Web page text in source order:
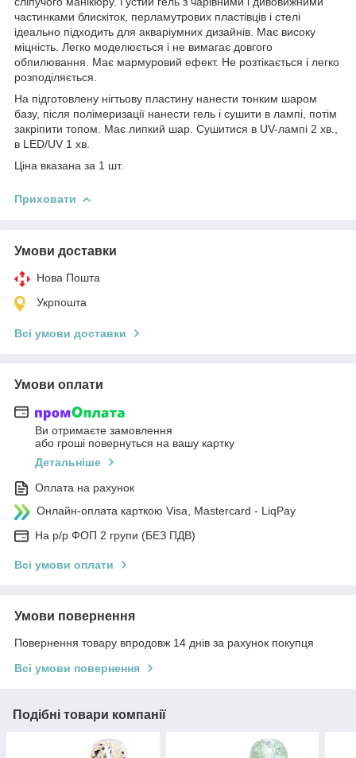
частинками блискіток, перламутрових пластівців і стелі
ідеально підходить для акваріумних дизайнів. Має високу
міцність. Легко моделюється і не вимагає довгого
обпилювання. Має мармуровий ефект. Не розтікається і легко
розподіляється.
На підготовлену нігтьову пластину нанести тонким шаром
базу, після полімеризації нанести гель і сушити в лампі, потім
закріпити топом. Має липкий шар. Сушитися в UV-лампі 2 хв.,
в LED/UV 1 хв.
Ціна вказана за 1 шт.
Приховати
Умови доставки
Нова Пошта
Укрпошта
Всі умови доставки
Умови оплати
Ви отримаєте замовлення
або гроші повернуться на вашу картку
Детальніше
Оплата на рахунок
Онлайн-оплата карткою Visa, Mastercard - LiqPay
На р/р ФОП 2 групи (БЕЗ ПДВ)
Всі умови оплати
Умови повернення
Повернення товару впродовж 14 днів за рахунок покупця
Всі умови повернення
Подібні товари компанії